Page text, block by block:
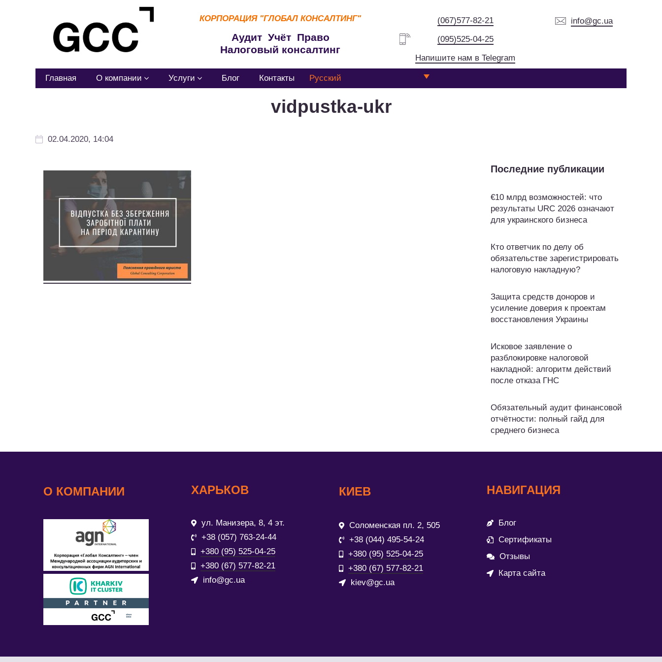
КОРПОРАЦИЯ "ГЛОБАЛ КОНСАЛТИНГ"
Аудит Учёт Право
Налоговый консалтинг
(067)577-82-21
(095)525-04-25
Напишите нам в Telegram
info@gc.ua
Главная О компании Услуги Блог Контакты Русский
vidpustka-ukr
02.04.2020, 14:04
Последние публикации
€10 млрд возможностей: что
результаты URC 2026 означают
для украинского бизнеса
Кто ответчик по делу об
обязательстве зарегистрировать
налоговую накладную?
Защита средств доноров и
усиление доверия к проектам
восстановления Украины
Исковое заявление о
разблокировке налоговой
накладной: алгоритм действий
после отказа ГНС
Обязательный аудит финансовой
отчётности: полный гайд для
среднего бизнеса
О КОМПАНИИ ХАРЬКОВ
ул. Манизера, 8, 4 эт.
+38 (057) 763-24-44
+380 (95) 525-04-25
+380 (67) 577-82-21
info@gc.ua
КИЕВ
Соломенская пл. 2, 505
+38 (044) 495-54-24
+380 (95) 525-04-25
+380 (67) 577-82-21
kiev@gc.ua
НАВИГАЦИЯ
Блог
Сертификаты
Отзывы
Карта сайта